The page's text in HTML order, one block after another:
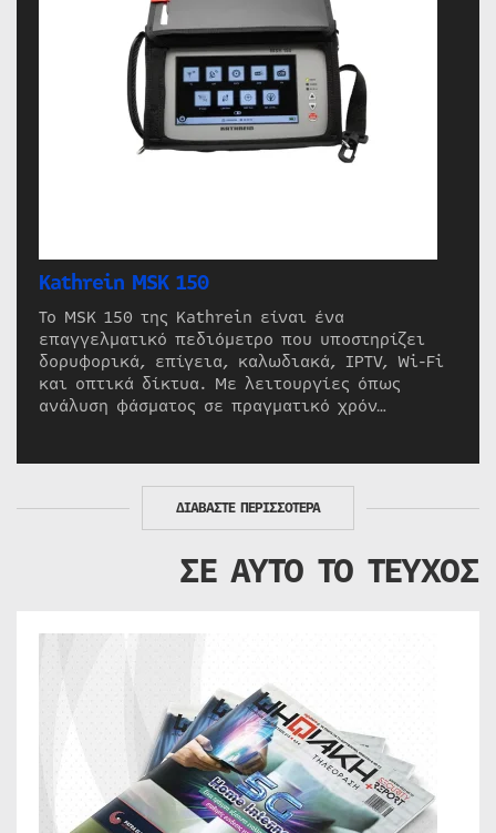
Kathrein MSK 150
Το MSK 150 της Kathrein είναι ένα
επαγγελματικό πεδιόμετρο που υποστηρίζει
δορυφορικά, επίγεια, καλωδιακά, IPTV, Wi-Fi
και οπτικά δίκτυα. Με λειτουργίες όπως
ανάλυση φάσματος σε πραγματικό χρόν…
ΔΙΑΒΑΣΤΕ ΠΕΡΙΣΣΟΤΕΡΑ
ΣΕ ΑΥΤΟ ΤΟ ΤΕΥΧΟΣ